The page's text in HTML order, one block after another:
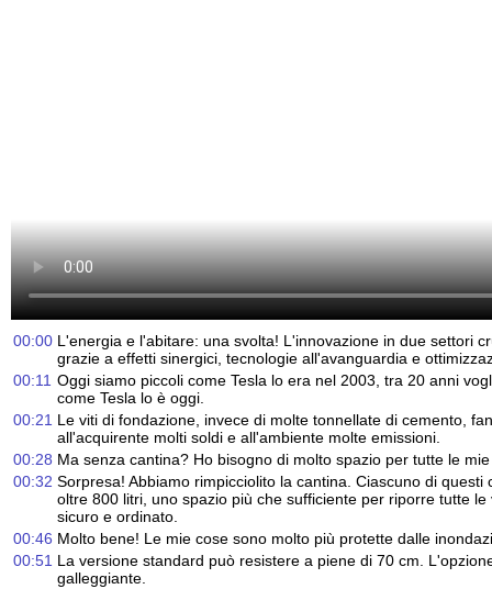
00:00 L'energia e l'abitare: una svolta! L'innovazione in due settori
grazie a effetti sinergici, tecnologie all'avanguardia e
00:11 Oggi siamo piccoli come Tesla lo era nel 2003, tra 20 anni
come Tesla lo è oggi.
00:21 Le viti di fondazione, invece di molte tonnellate di cemento,
all'acquirente molti soldi e all'ambiente molte emissioni.
00:28 Ma senza cantina? Ho bisogno di molto spazio per tutte le
00:32 Sorpresa! Abbiamo rimpicciolito la cantina. Ciascuno di questi
oltre 800 litri, uno spazio più che sufficiente per riporre tutte
sicuro e ordinato.
00:46 Molto bene! Le mie cose sono molto più protette dalle
00:51 La versione standard può resistere a piene di 70 cm.
galleggiante.